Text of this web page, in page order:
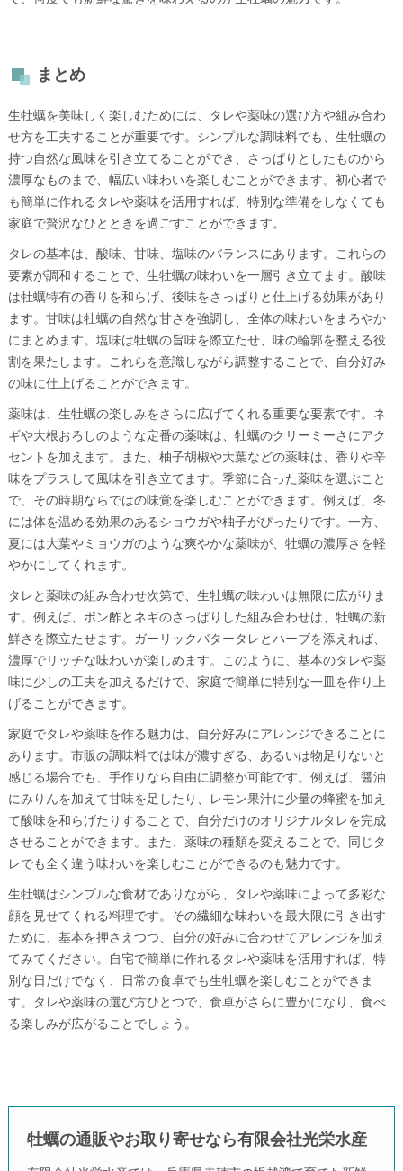
まとめ
生牡蠣を美味しく楽しむためには、タレや薬味の選び方や組み合わ
せ方を工夫することが重要です。シンプルな調味料でも、生牡蠣の
持つ自然な風味を引き立てることができ、さっぱりとしたものから
濃厚なものまで、幅広い味わいを楽しむことができます。初心者で
も簡単に作れるタレや薬味を活用すれば、特別な準備をしなくても
家庭で贅沢なひとときを過ごすことができます。
タレの基本は、酸味、甘味、塩味のバランスにあります。これらの
要素が調和することで、生牡蠣の味わいを一層引き立てます。酸味
は牡蠣特有の香りを和らげ、後味をさっぱりと仕上げる効果があり
ます。甘味は牡蠣の自然な甘さを強調し、全体の味わいをまろやか
にまとめます。塩味は牡蠣の旨味を際立たせ、味の輪郭を整える役
割を果たします。これらを意識しながら調整することで、自分好み
の味に仕上げることができます。
薬味は、生牡蠣の楽しみをさらに広げてくれる重要な要素です。ネ
ギや大根おろしのような定番の薬味は、牡蠣のクリーミーさにアク
セントを加えます。また、柚子胡椒や大葉などの薬味は、香りや辛
味をプラスして風味を引き立てます。季節に合った薬味を選ぶこと
で、その時期ならではの味覚を楽しむことができます。例えば、冬
には体を温める効果のあるショウガや柚子がぴったりです。一方、
夏には大葉やミョウガのような爽やかな薬味が、牡蠣の濃厚さを軽
やかにしてくれます。
タレと薬味の組み合わせ次第で、生牡蠣の味わいは無限に広がりま
す。例えば、ポン酢とネギのさっぱりした組み合わせは、牡蠣の新
鮮さを際立たせます。ガーリックバタータレとハーブを添えれば、
濃厚でリッチな味わいが楽しめます。このように、基本のタレや薬
味に少しの工夫を加えるだけで、家庭で簡単に特別な一皿を作り上
げることができます。
家庭でタレや薬味を作る魅力は、自分好みにアレンジできることに
あります。市販の調味料では味が濃すぎる、あるいは物足りないと
感じる場合でも、手作りなら自由に調整が可能です。例えば、醤油
にみりんを加えて甘味を足したり、レモン果汁に少量の蜂蜜を加え
て酸味を和らげたりすることで、自分だけのオリジナルタレを完成
させることができます。また、薬味の種類を変えることで、同じタ
レでも全く違う味わいを楽しむことができるのも魅力です。
生牡蠣はシンプルな食材でありながら、タレや薬味によって多彩な
顔を見せてくれる料理です。その繊細な味わいを最大限に引き出す
ために、基本を押さえつつ、自分の好みに合わせてアレンジを加え
てみてください。自宅で簡単に作れるタレや薬味を活用すれば、特
別な日だけでなく、日常の食卓でも生牡蠣を楽しむことができま
す。タレや薬味の選び方ひとつで、食卓がさらに豊かになり、食べ
る楽しみが広がることでしょう。
牡蠣の通販やお取り寄せなら有限会社光栄水産